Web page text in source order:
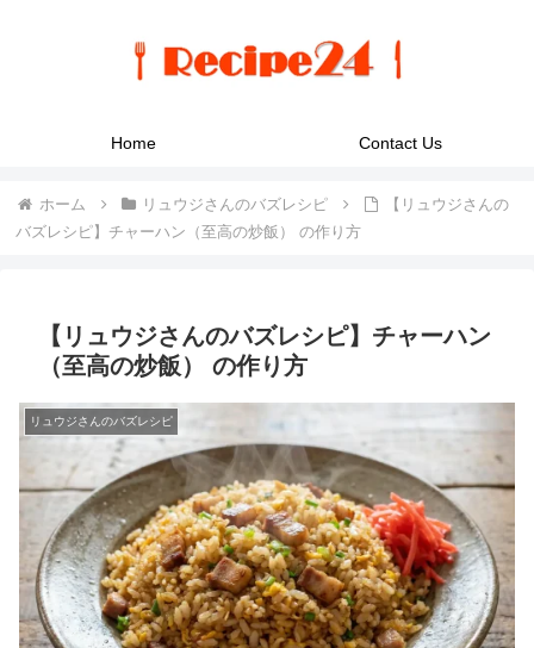
Home Contact Us
ホーム リュウジさんのバズレシピ
【リュウジさんの
バズレシピ】チャーハン（至高の炒飯） の作り方
【リュウジさんのバズレシピ】チャーハン
（至高の炒飯） の作り方
リュウジさんのバズレシピ